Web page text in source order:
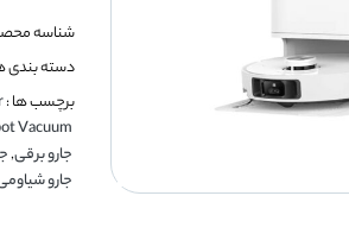
شناسه
دسته بندی
برچسب ها :
Vacuum
جارو برقی,
جارو